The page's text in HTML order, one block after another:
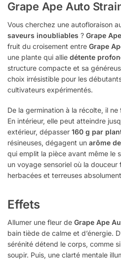
Grape Ape Auto
Vous cherchez une autofloraison
saveurs inoubliables ? Grape
fruit du croisement entre Grape
une plante qui allie détente
structure compacte et sa
choix irrésistible pour les
cultivateurs expérimentés.
De la germination à la récolte, il ne
En intérieur, elle peut atteindre
extérieur, dépasser 160 g par
résineuses, dégagent un arôme
qui emplit la pièce avant même le
un voyage sensoriel où la
herbacées et terreuses
Effets
Allumer une fleur de Grape Ape
bain tiède de calme et d’énergie.
sérénité détend le corps, comme
soupir. Puis, une clarté mentale